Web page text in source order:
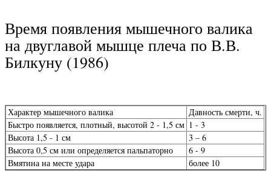
Время появления мышечного валика
на двуглавой мышце плеча по В.В.
Билкуну (1986)
Характер мышечного валика
Давность смерти, ч.
Быстро появляется, плотный, высотой 2 - 1,5 см 1 - 3
Высота 1,5 - 1 см
3 – 6
Высота 0,5 см или определяется пальпаторно
6 - 9
Вмятина на месте удара
более 10